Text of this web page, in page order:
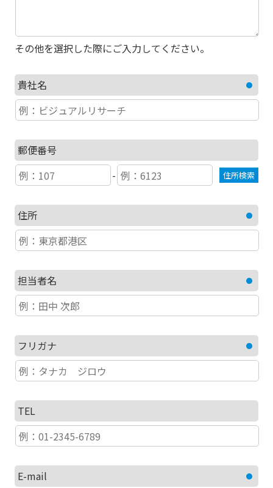
その他を選択した際にご入力してください。
貴社名
郵便番号
-
住所検索
住所
担当者名
フリガナ
TEL
E-mail